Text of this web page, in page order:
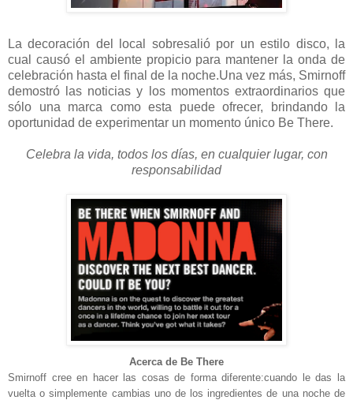
La decoración del local sobresalió por un estilo disco, la
cual causó el ambiente propicio para mantener la onda de
celebración hasta el final de la noche.Una vez más, Smirnoff
demostró las noticias y los momentos extraordinarios que
sólo una marca como esta puede ofrecer, brindando la
oportunidad de experimentar un momento único Be There.
Celebra la vida, todos los días, en cualquier lugar, con
responsabilidad
Acerca de Be There
Smirnoff cree en hacer las cosas de forma diferente:cuando le das la
vuelta o simplemente cambias uno de los ingredientes de una noche de